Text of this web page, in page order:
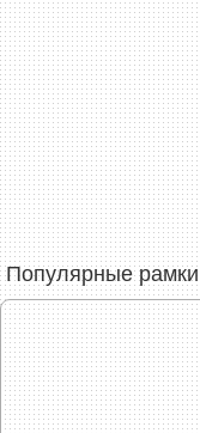
Популярные рамки